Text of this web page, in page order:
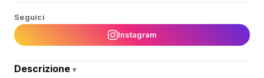
Seguici
Instagram
Descrizione ▾